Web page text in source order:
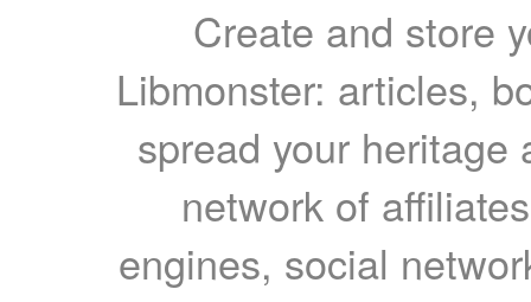
Create and store
Libmonster: articles,
spread your heritage
network of
engines, social